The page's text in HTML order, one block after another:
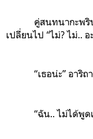
คู่สนทนากะพริ
เปลี่ยนไป “ไม่? ไม่.. อ
“เธอน่ะ” อาริ
“ฉัน.. ไม่ได้พู